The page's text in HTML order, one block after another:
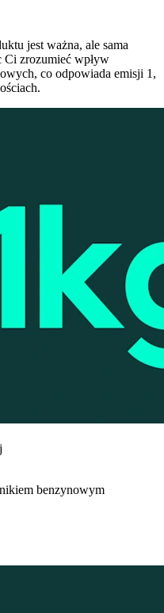
jest ważna, ale sama
Ci zrozumieć wpływ
co odpowiada emisji 1,
benzynowym